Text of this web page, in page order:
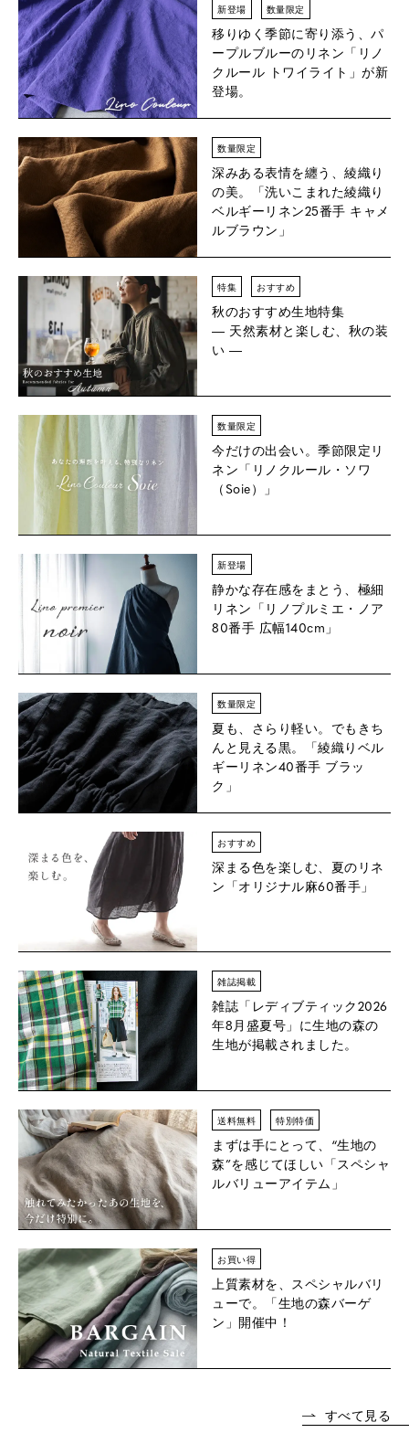
新登場 数量限定
移りゆく季節に寄り添う、パ
ープルブルーのリネン「リノ
クルール トワイライト」が新
登場。
数量限定
深みある表情を纏う、綾織り
の美。「洗いこまれた綾織り
ベルギーリネン25番手 キャメ
ルブラウン」
特集 おすすめ
秋のおすすめ生地特集
― 天然素材と楽しむ、秋の装
い ―
数量限定
今だけの出会い。季節限定リ
ネン 「リノクルール・ソワ
（Soie）」
新登場
静かな存在感をまとう、極細
リネン「リノプルミエ・ノア
80番手 広幅140cm」
数量限定
夏も、さらり軽い。でもきち
んと見える黒。「綾織りベル
ギーリネン40番手 ブラッ
ク」
おすすめ
深まる色を楽しむ、夏のリネ
ン「オリジナル麻60番手」
雑誌掲載
雑誌「レディブティック2026
年8月盛夏号」に生地の森の
生地が掲載されました。
送料無料 特別特価
まずは手にとって、“生地の
森”を感じてほしい「スペシャ
ルバリューアイテム」
お買い得
上質素材を、スペシャルバリ
ューで。「生地の森バーゲ
ン」開催中！
すべて見る